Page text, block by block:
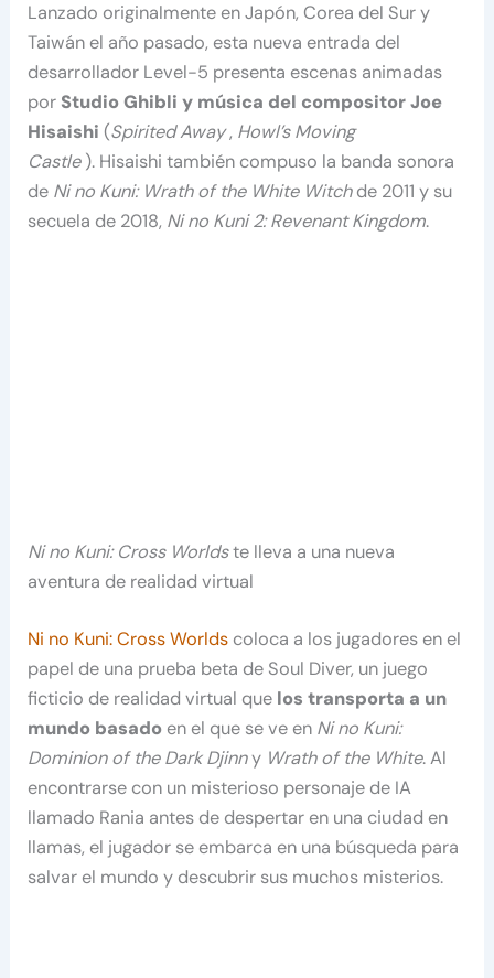
Lanzado originalmente en Japón, Corea del Sur y
Taiwán el año pasado, esta nueva entrada del
desarrollador Level-5 presenta escenas animadas
por Studio Ghibli y música del compositor Joe
Hisaishi(Spirited Away, Howl’s Moving
Castle). Hisaishi también compuso la banda sonora
de Ni no Kuni: Wrath of the White Witchde 2011 y su
secuela de 2018, Ni no Kuni 2: Revenant Kingdom.
Ni no Kuni: Cross Worldste lleva a una nueva
aventura de realidad virtual
Ni no Kuni: Cross Worlds coloca a los jugadores en el
papel de una prueba beta de Soul Diver, un juego
ficticio de realidad virtual que los transporta a un
mundo basado en el que se ve en Ni no Kuni:
Dominion of the Dark Djinny Wrath of the White. Al
encontrarse con un misterioso personaje de IA
llamado Rania antes de despertar en una ciudad en
llamas, el jugador se embarca en una búsqueda para
salvar el mundo y descubrir sus muchos misterios.